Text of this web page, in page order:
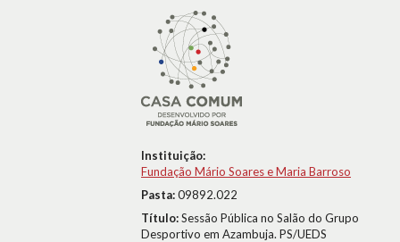
Instituição:
Fundação Mário Soares e Maria Barroso
Pasta:09892.022
Título:Sessão Pública no Salão do Grupo
Desportivo em Azambuja. PS/UEDS